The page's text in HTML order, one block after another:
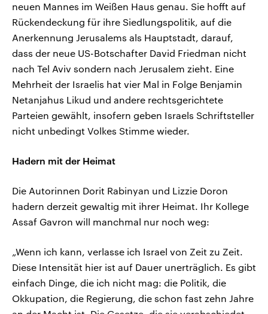
neuen Mannes im Weißen Haus genau. Sie hofft auf
Rückendeckung für ihre Siedlungspolitik, auf die
Anerkennung Jerusalems als Hauptstadt, darauf,
dass der neue US-Botschafter David Friedman nicht
nach Tel Aviv sondern nach Jerusalem zieht. Eine
Mehrheit der Israelis hat vier Mal in Folge Benjamin
Netanjahus Likud und andere rechtsgerichtete
Parteien gewählt, insofern geben Israels Schriftsteller
nicht unbedingt Volkes Stimme wieder.
Hadern mit der Heimat
Die Autorinnen Dorit Rabinyan und Lizzie Doron
hadern derzeit gewaltig mit ihrer Heimat. Ihr Kollege
Assaf Gavron will manchmal nur noch weg:
„Wenn ich kann, verlasse ich Israel von Zeit zu Zeit.
Diese Intensität hier ist auf Dauer unerträglich. Es gibt
einfach Dinge, die ich nicht mag: die Politik, die
Okkupation, die Regierung, die schon fast zehn Jahre